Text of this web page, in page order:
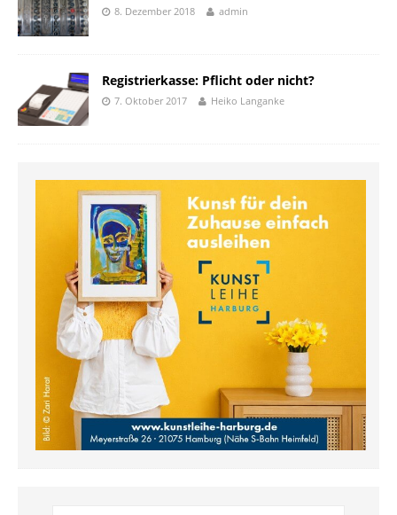
8. Dezember 2018 admin
Registrierkasse: Pflicht oder nicht?
7. Oktober 2017 Heiko Langanke